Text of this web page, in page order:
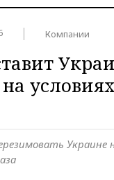
Компании
на
Украине